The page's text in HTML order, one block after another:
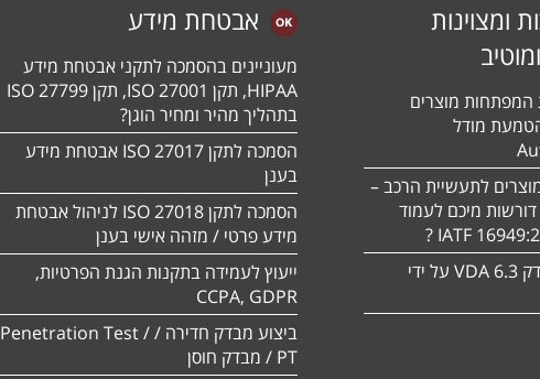
ומצוינות
המפתחות מוצרים
מודל
לתעשיית הרכב –
מיכם לעמוד
נדרשים לבצע מבדק VDA 6.3 על ידי
אבטחת מידע
מעוניינים בהסמכה לתקני אבטחת מידע
בתהליך מהיר ומחיר הוגן?
הסמכה לתקן 27017 ISO אבטחת מידע
בענן
הסמכה לתקן ISO 27018 לניהול אבטחת
מידע פרטי / מזהה אישי בענן
ייעוץ לעמידה בתקנות הגנת הפרטיות,
CCPA, GDPR
ביצוע מבדק חדירה / Penetration Test /
PT / מבדק חוסן